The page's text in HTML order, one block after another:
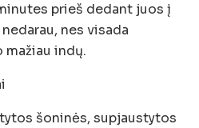
prieš dedant juos į
nes visada
indų.
šoninės, supjaustytos